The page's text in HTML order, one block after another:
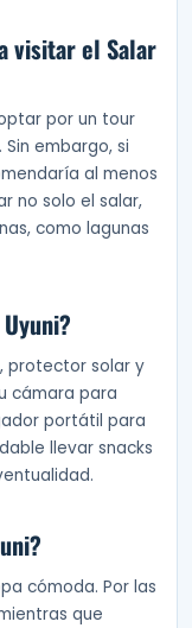
visitar el Salar
por un tour
embargo, si
al menos
no solo el salar,
como lagunas
protector solar y
cámara para
portátil para
llevar snacks
cómoda. Por las
que